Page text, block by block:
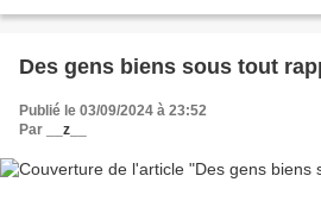
Des gens biens sous tout
Publié le 03/09/2024 à 23:52
Par
__z__